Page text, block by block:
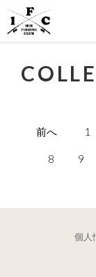
前へ 1
8 9
個人